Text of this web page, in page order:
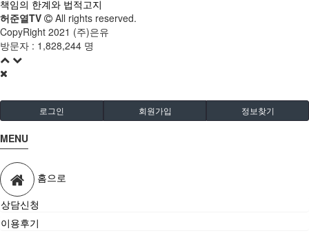
책임의 한계와 법적고지
허준열TV
All rights reserved.
CopyRight 2021 (주)은유
방문자 : 1,828,244 명
로그인 회원가입 정보찾기
MENU
홈으로
상담신청
이용후기